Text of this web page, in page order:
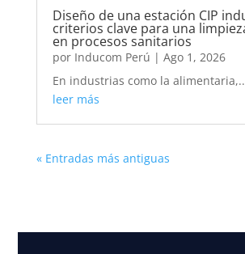
Diseño de una estación CIP
criterios clave para una
en procesos sanitarios
por Inducom Perú | Ago 1, 2026
En industrias como la
leer más
« Entradas más antiguas